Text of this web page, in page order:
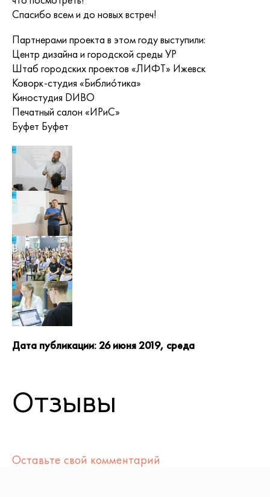
Спасибо всем и до новых встреч!
Партнерами проекта в этом году выступили:
Центр дизайна и городской среды УР
Штаб городских проектов «ЛИФТ» Ижевск
Коворк-студия «Библио́тика»
Киностудия DИВО
Печатный салон «ИРиС»
Буфет Буфет
Дата публикации: 26 июня 2019, среда
Отзывы
Оставьте свой комментарий